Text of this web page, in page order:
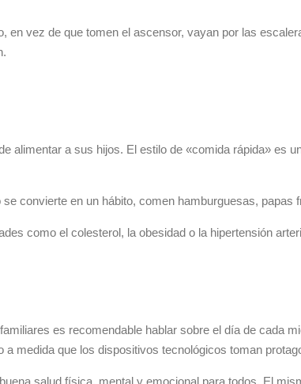
vez de que tomen el ascensor, vayan por las
a sus hijos. El estilo de «comida rápida» es
convierte en un hábito, comen hamburguesas,
como el colesterol, la obesidad o la hipertensión
es recomendable hablar sobre el día de cada
medida que los dispositivos tecnológicos toman